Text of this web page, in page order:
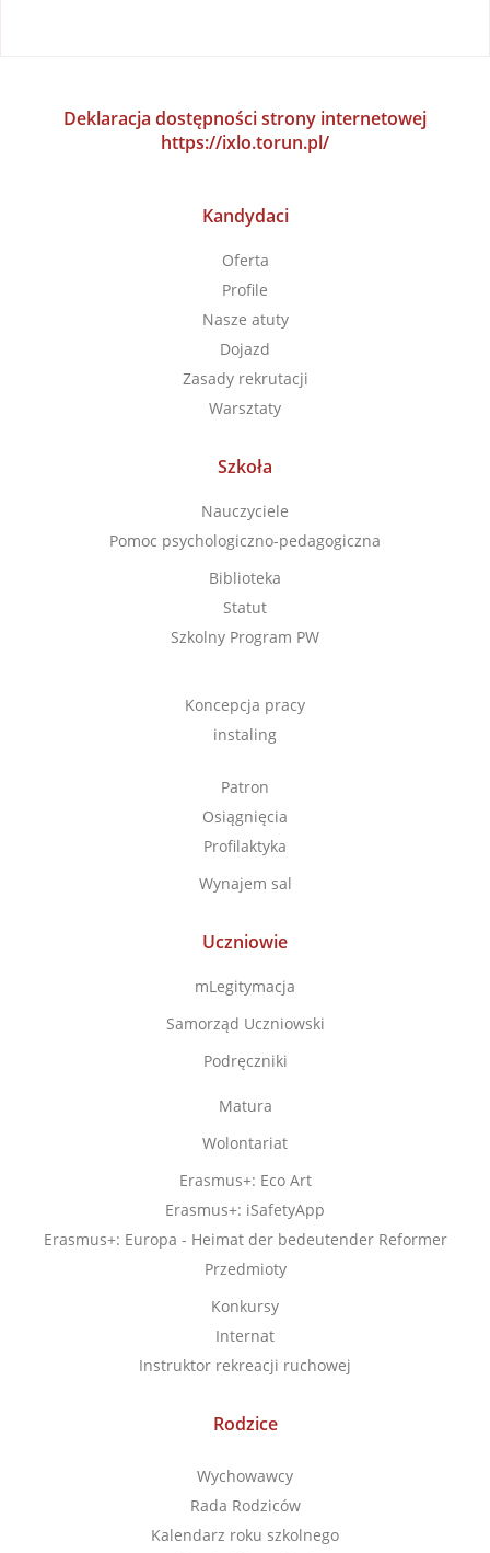
Deklaracja dostępności strony internetowej
https://ixlo.torun.pl/
Kandydaci
Oferta
Profile
Nasze atuty
Dojazd
Zasady rekrutacji
Warsztaty
Szkoła
Nauczyciele
Pomoc psychologiczno-pedagogiczna
Biblioteka
Statut
Szkolny Program PW
Koncepcja pracy
instaling
Patron
Osiągnięcia
Profilaktyka
Wynajem sal
Uczniowie
mLegitymacja
Samorząd Uczniowski
Podręczniki
Matura
Wolontariat
Erasmus+: Eco Art
Erasmus+: iSafetyApp
Erasmus+: Europa - Heimat der bedeutender Reformer
Przedmioty
Konkursy
Internat
Instruktor rekreacji ruchowej
Rodzice
Wychowawcy
Rada Rodziców
Kalendarz roku szkolnego